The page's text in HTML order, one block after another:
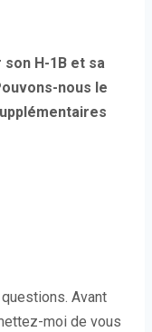
H-1B et sa
nous le
Avant
moi de vous